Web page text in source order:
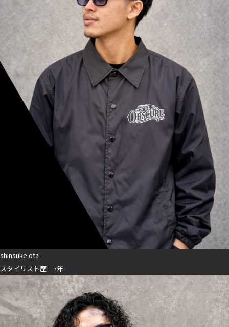
shinsuke ota
スタイリスト歴 7年